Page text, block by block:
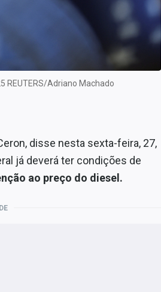
REUTERS/Adriano Machado
disse nesta sexta-feira, 27,
já deverá ter condições de
ao preço do diesel.